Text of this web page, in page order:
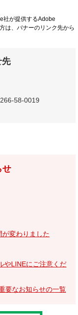
社が提供するAdobe
は、バナーのリンク先から
先
58-0019
せ
が変わりました
やLINEにご注意くだ
要なお知らせの一覧